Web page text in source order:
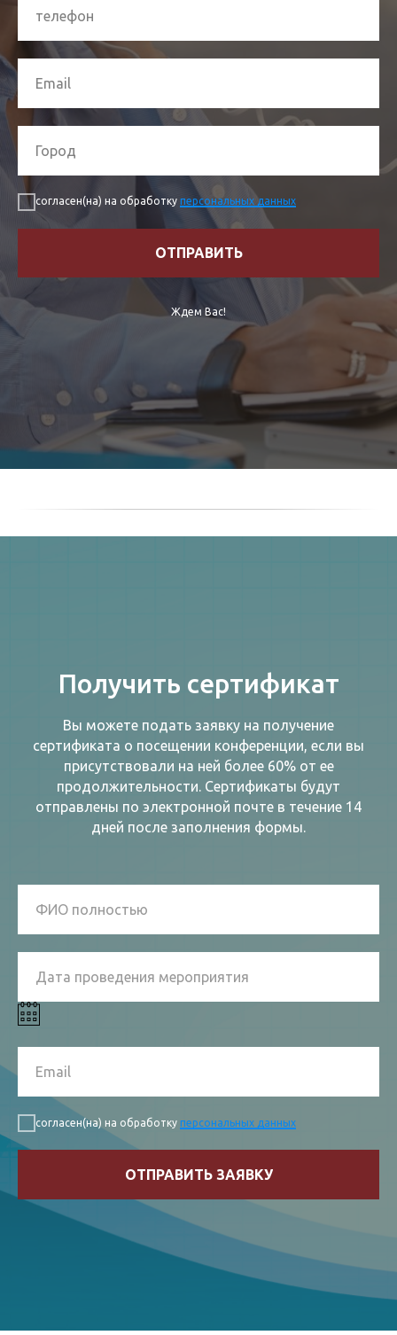
согласен(на) на обработку персональных данных
ОТПРАВИТЬ
Ждем Вас!
Получить сертификат
Вы можете подать заявку на получение
сертификата о посещении конференции, если вы
присутствовали на ней более 60% от ее
продолжительности. Сертификаты будут
отправлены по электронной почте в течение 14
дней после заполнения формы.
согласен(на) на обработку персональных данных
ОТПРАВИТЬ ЗАЯВКУ